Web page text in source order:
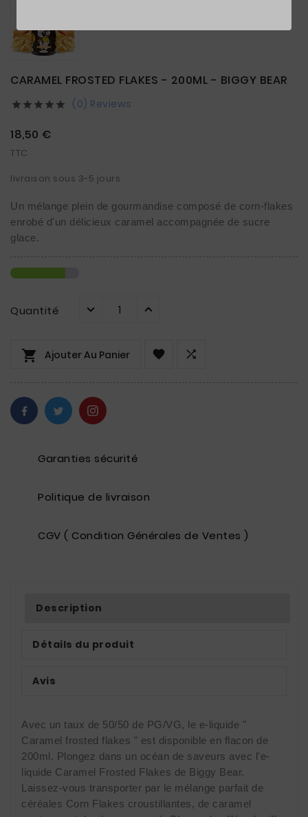
CARAMEL FROSTED FLAKES - 200ML - BIGGY BEAR
     (0) Reviews
18,50 €
TTC
livraison sous 3-5 jours
Un mélange plein de gourmandise composé de corn-flakes
enrobé d'un délicieux caramel accompagnée de sucre
glace.
Quantité
 Ajouter Au Panier  
Garanties sécurité
Politique de livraison
CGV ( Condition Générales de Ventes )
Description
Détails du produit
Avis
Avec un taux de 50/50 de PG/VG, le e-liquide "
Caramel frosted flakes " est disponible en flacon de
200ml. Plongez dans un océan de saveurs avec l'e-
liquide Caramel Frosted Flakes de Biggy Bear.
Laissez-vous transporter par le mélange parfait de
céréales Corn Flakes croustillantes, de caramel